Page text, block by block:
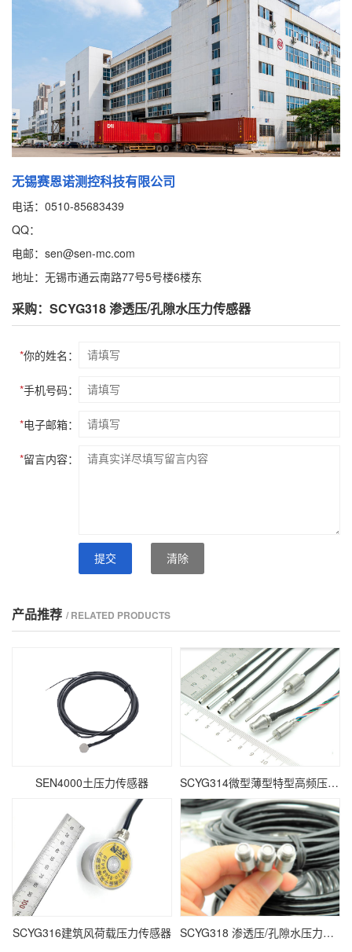
无锡赛恩诺测控科技有限公司
电话：0510-85683439
QQ：
电邮：sen@sen-mc.com
地址：无锡市通云南路77号5号楼6楼东
采购：SCYG318 渗透压/孔隙水压力传感器
*你的姓名：
*手机号码：
*电子邮箱：
*留言内容：
提交 清除
产品推荐 / RELATED PRODUCTS
SEN4000土压力传感器 SCYG314微型薄型特型高频压力传感器
SCYG316建筑风荷载压力传感器 SCYG318 渗透压/孔隙水压力传感器